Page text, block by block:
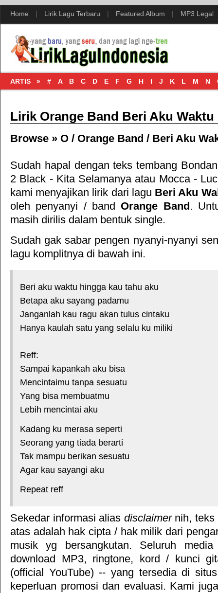
Home | Lirik Lagu Terbaru | Featured Album | MP3 Legal
ARTIS » # A B C D E F G H I J K L M N
Lirik Orange Band Beri Aku Waktu
Browse » O / Orange Band / Beri Aku
Sudah hapal dengan teks tembang
2 Black - Kita Selamanya atau Mocca -
kami menyajikan lirik dari lagu Beri Aku
oleh penyanyi / band Orange Band.
masih dirilis dalam bentuk single.
Sudah gak sabar pengen nyanyi-nyanyi
lagu komplitnya di bawah ini.
Beri aku waktu hingga kau tahu aku
Betapa aku sayang padamu
Janganlah kau ragu akan tulus cintaku
Hanya kaulah satu yang selalu ku miliki
Reff:
Sampai kapankah aku bisa
Mencintaimu tanpa sesuatu
Yang bisa membuatmu
Lebih mencintai aku
Kadang ku merasa seperti
Seorang yang tiada berarti
Tak mampu berikan sesuatu
Agar kau sayangi aku
Repeat reff
Sekedar informasi alias disclaimernih, teks
atas adalah hak cipta / hak milik dari
musik yg bersangkutan. Seluruh
download MP3, ringtone, kord / kunci
(official YouTube) -- yang tersedia di
keperluan promosi dan evaluasi. Kami